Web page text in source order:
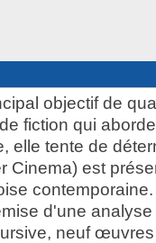
objectif de
fiction qui
elle tente de
Cinema) est
d'une
neuf